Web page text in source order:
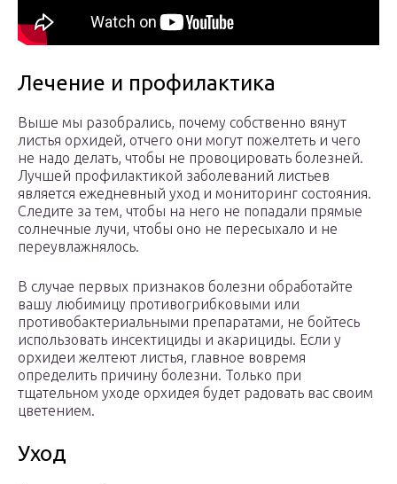
Лечение и профилактика
Выше мы разобрались, почему собственно вянут
листья орхидей, отчего они могут пожелтеть и чего
не надо делать, чтобы не провоцировать болезней.
Лучшей профилактикой заболеваний листьев
является ежедневный уход и мониторинг состояния.
Следите за тем, чтобы на него не попадали прямые
солнечные лучи, чтобы оно не пересыхало и не
переувлажнялось.
В случае первых признаков болезни обработайте
вашу любимицу противогрибковыми или
противобактериальными препаратами, не бойтесь
использовать инсектициды и акарициды. Если у
орхидеи желтеют листья, главное вовремя
определить причину болезни. Только при
тщательном уходе орхидея будет радовать вас своим
цветением.
Уход